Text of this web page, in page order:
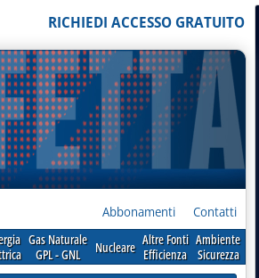
RICHIEDI ACCESSO GRATUITO
Abbonamenti
Contatti
Gas Naturale
GPL - GNL
Nucleare Altre Fonti
Efficienza
Ambiente
Sicurezza